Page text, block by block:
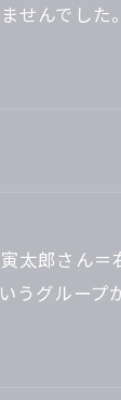
せんでした
太郎さん
うグルー